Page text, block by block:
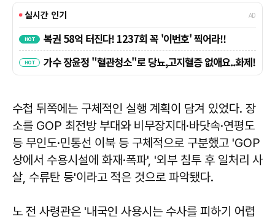
수첩 뒤쪽에는 구체적인 실행 계획이 담겨 있었다. 장
소를 GOP 최전방 부대와 비무장지대·바닷속·연평도
등 무인도·민통선 이북 등 구체적으로 구분했고 'GOP
상에서 수용시설에 화재·폭파', '외부 침투 후 일처리 사
살, 수류탄 등'이라고 적은 것으로 파악됐다.
노 전 사령관은 '내국인 사용시는 수사를 피하기 어렵